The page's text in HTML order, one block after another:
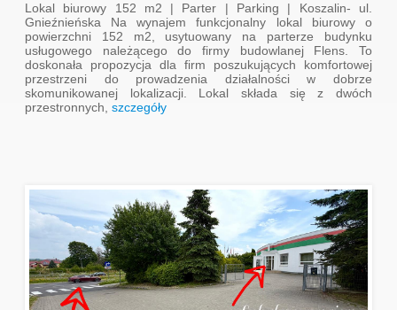
Lokal biurowy 152 m2 | Parter | Parking | Koszalin- ul.
Gnieźnieńska Na wynajem funkcjonalny lokal biurowy o
powierzchni 152 m2, usytuowany na parterze budynku
usługowego należącego do firmy budowlanej Flens. To
doskonała propozycja dla firm poszukujących komfortowej
przestrzeni do prowadzenia działalności w dobrze
skomunikowanej lokalizacji. Lokal składa się z dwóch
przestronnych,szczegóły